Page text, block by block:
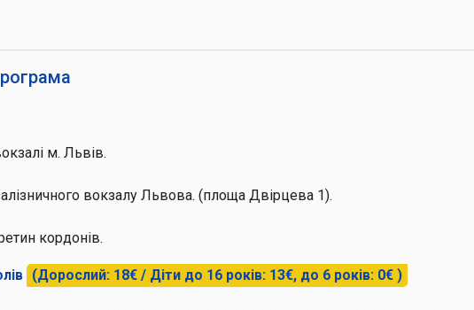
м. Львів.
вокзалу Львова. (площа Двірцева 1).
кордонів.
(Дорослий: 18€ / Діти до 16 років: 13€, до 6 років: 0€ )